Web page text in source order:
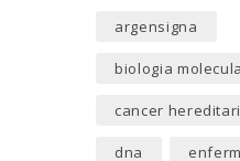
argensigna
biologia
cancer
dna